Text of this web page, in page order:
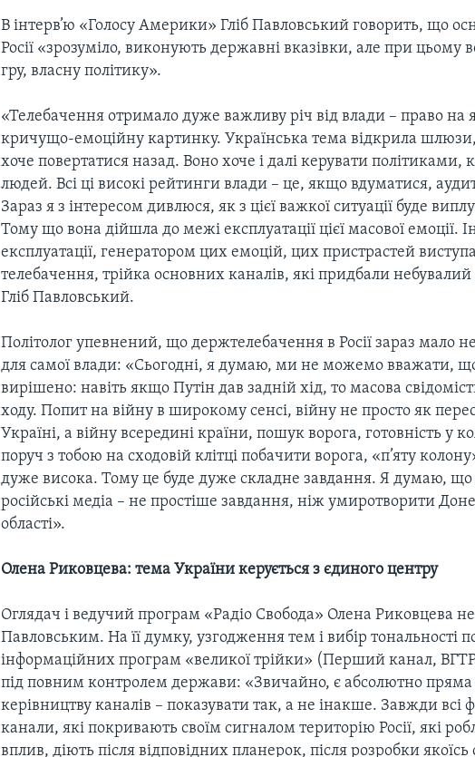
В інтерв’ю «Голосу Америки» Гліб Павловський говорить, що
Росії «зрозуміло, виконують державні вказівки, але при цьому
гру, власну політику».
«Телебачення отримало дуже важливу річ від влади – право на
кричущо-емоційну картинку. Українська тема відкрила шлюзи,
хоче повертатися назад. Воно хоче і далі керувати політиками,
людей. Всі ці високі рейтинги влади – це, якщо вдуматися,
Зараз я з інтересом дивлюся, як з цієї важкої ситуації буде
Тому що вона дійшла до межі експлуатації цієї масової емоції.
експлуатації, генератором цих емоцій, цих пристрастей
телебачення, трійка основних каналів, які придбали
Гліб Павловський.
Політолог упевнений, що держтелебачення в Росії зараз мало
для самої влади: «Сьогодні, я думаю, ми не можемо вважати,
вирішено: навіть якщо Путін дав задній хід, то масова
ходу. Попит на війну в широкому сенсі, війну не просто як
Україні, а війну всередині країни, пошук ворога, готовність у
поруч з тобою на сходовій клітці побачити ворога, «п’яту
дуже висока. Тому це буде дуже складне завдання. Я думаю,
російські медіа – не простіше завдання, ніж умиротворити
області».
Олена Риковцева: тема України керується з єдиного центру
Оглядач і ведучий програм «Радіо Свобода» Олена Риковцева не
Павловським. На її думку, узгодження тем і вибір тональності
інформаційних програм «великої трійки» (Перший канал,
під повним контролем держави: «Звичайно, є абсолютно пряма
керівництву каналів – показувати так, а не інакше. Завжди всі
канали, які покривають своїм сигналом територію Росії, які
вплив, діють після відповідних планерок, після розробки якоїсь